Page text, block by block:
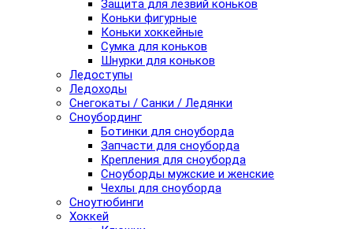
Защита для лезвий коньков
Коньки фигурные
Коньки хоккейные
Сумка для коньков
Шнурки для коньков
Ледоступы
Ледоходы
Снегокаты / Санки / Ледянки
Сноубординг
Ботинки для сноуборда
Запчасти для сноуборда
Крепления для сноуборда
Сноуборды мужские и женские
Чехлы для сноуборда
Сноутюбинги
Хоккей